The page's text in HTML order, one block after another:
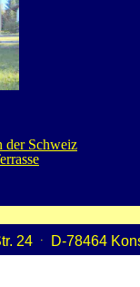
der Schweiz
24 . D-78464